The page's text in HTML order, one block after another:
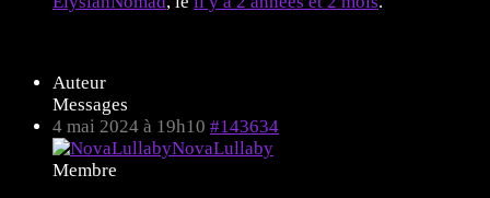
Auteur
Messages
4 mai 2024 à 19h10 #143634
NovaLullaby
Membre